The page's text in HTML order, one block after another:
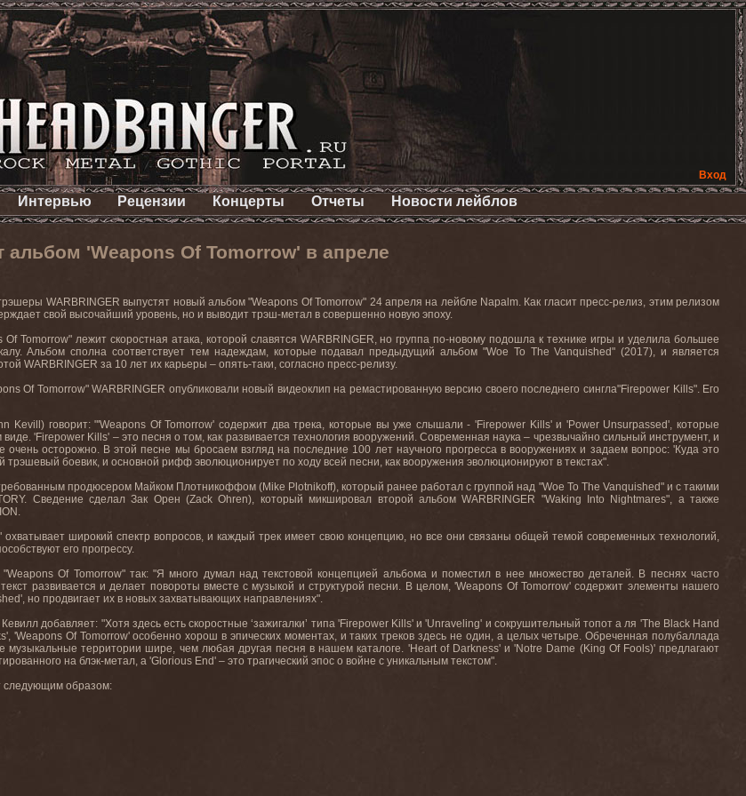
Вход
Интервью Рецензии Концерты Отчеты Новости лейблов
альбом 'Weapons Of Tomorrow' в апреле
WARBRINGER выпустят новый альбом"Weapons Of Tomorrow" 24 апреля на лейбле Napalm. Как гласит пресс-релиз, этим релизом
свой высочайший уровень, но и выводит трэш-метал в совершенно новую эпоху.
Of Tomorrow" лежит скоростная атака, которой славятся WARBRINGER, но группа по-новому подошла к технике игры и уделила большее
Альбом сполна соответствует тем надеждам, которые подавал предыдущий альбом "Woe To The Vanquished" (2017), и является
WARBRINGER за 10 лет их карьеры – опять-таки, согласно пресс-релизу.
Of Tomorrow"WARBRINGER опубликовали новый видеоклип на ремастированную версию своего последнего сингла"Firepower Kills". Его
Kevill) говорит: "'Weapons Of Tomorrow'содержит два трека, которые вы уже слышали - 'Firepower Kills'и 'Power Unsurpassed',которые
виде.'Firepower Kills' – это песня о том, как развивается технология вооружений. Современная наука – чрезвычайно сильный инструмент, и
очень осторожно. В этой песне мы бросаем взгляд на последние 100 лет научного прогресса в вооружениях и задаем вопрос: 'Куда это
трэшевый боевик, и основной рифф эволюционирует по ходу всей песни, как вооружения эволюционируют в текстах".
продюсером Майком Плотникоффом(Mike Plotnikoff), который ранее работал с группой над "Woe To The Vanquished" и с такими
Сведение сделал Зак Орен (Zack Ohren), который микшировал второй альбомWARBRINGER "Waking Into Nightmares", а также
охватывает широкий спектр вопросов, и каждый трек имеет свою концепцию, но все они связаны общей темой современных технологий,
его прогрессу.
"Weapons Of Tomorrow" так: "Я много думал над текстовой концепцией альбома и поместил в нее множество деталей. В песнях часто
развивается и делает повороты вместе с музыкой и структурой песни. В целом, 'Weapons Of Tomorrow' содержит элементы нашего
', но продвигает их в новых захватывающих направлениях".
добавляет: "Хотя здесь есть скоростные ‘зажигалки’ типа 'Firepower Kills' и 'Unraveling' и сокрушительный топот а ля 'The Black Hand
', 'Weapons Of Tomorrow' особенно хорош в эпических моментах, и таких треков здесь не один, а целых четыре. Обреченная полубаллада
музыкальные территории шире, чем любая другая песня в нашем каталоге. 'Heart of Darkness' и 'Notre Dame (King Of Fools)' предлагают
на блэк-метал, а 'Glorious End' – это трагический эпос о войне с уникальным текстом".
следующим образом: